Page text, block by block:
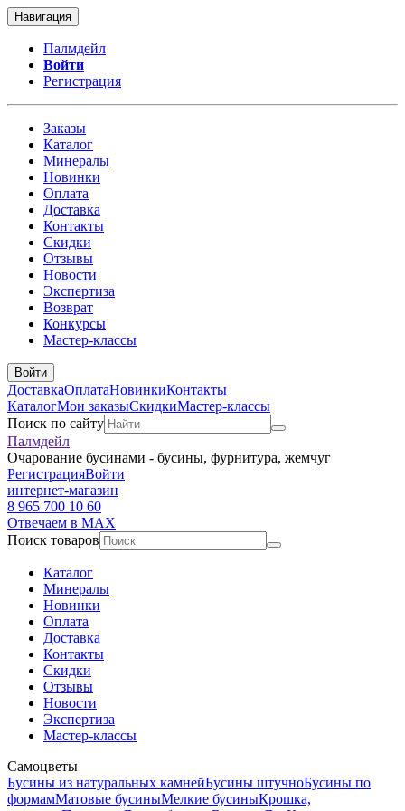
Навигация
Палмдейл
Войти
Регистрация
Заказы
Каталог
Минералы
Новинки
Оплата
Доставка
Контакты
Скидки
Отзывы
Новости
Экспертиза
Возврат
Конкурсы
Мастер-классы
Войти
ДоставкаОплатаНовинкиКонтакты
КаталогМои заказыСкидкиМастер-классы
Поиск по сайту
Палмдейл
Очарование бусинами - бусины, фурнитура, жемчуг
РегистрацияВойти
интернет-магазин
8 965 700 10 60
Отвечаем в MAX
Поиск товаров
Каталог
Минералы
Новинки
Оплата
Доставка
Контакты
Скидки
Отзывы
Новости
Экспертиза
Мастер-классы
Самоцветы
Бусины из натуральных камнейБусины штучноБусины по
формамМатовые бусиныМелкие бусиныКрошка,